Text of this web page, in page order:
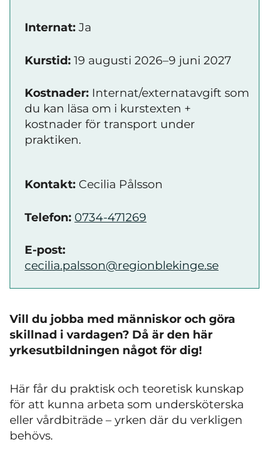
Internat: Ja
Kurstid: 19 augusti 2026–9 juni 2027
Kostnader: Internat/externatavgift som
du kan läsa om i kurstexten +
kostnader för transport under
praktiken.
Kontakt: Cecilia Pålsson
Telefon: 0734-471269
E-post:
cecilia.palsson@regionblekinge.se
Vill du jobba med människor och göra
skillnad i vardagen? Då är den här
yrkesutbildningen något för dig!
Här får du praktisk och teoretisk kunskap
för att kunna arbeta som undersköterska
eller vårdbiträde – yrken där du verkligen
behövs.